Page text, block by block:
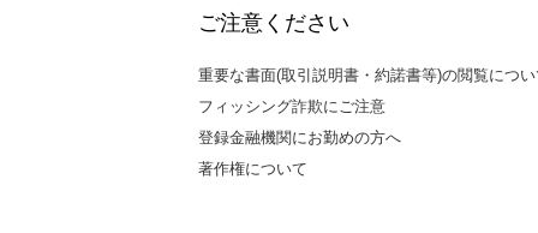
ご注意ください
重要な書面(取引説明書・約諾書等)の閲覧につ
フィッシング詐欺にご注意
登録金融機関にお勤めの方へ
著作権について